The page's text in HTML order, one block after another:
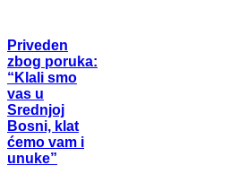
Priveden
zbog poruka:
“Klali smo
vas u
Srednjoj
Bosni, klat
ćemo vam i
unuke”